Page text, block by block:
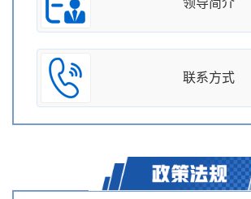
领导简介
联系方式